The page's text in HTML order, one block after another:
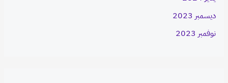
ديسمبر 2023
نوفمبر 2023